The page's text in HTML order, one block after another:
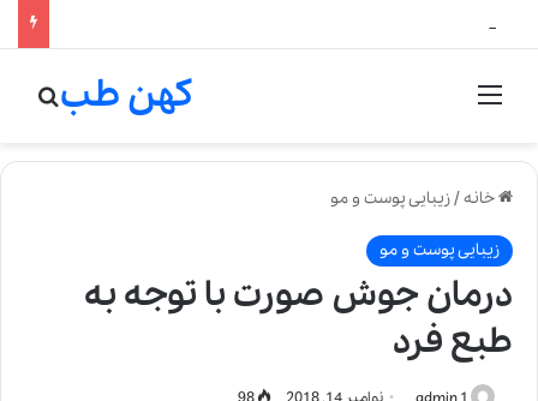
منو کهن طب
خانه/زیبایی پوست و مو
زیبایی پوست و مو
درمان جوش صورت با توجه به
طبع فرد